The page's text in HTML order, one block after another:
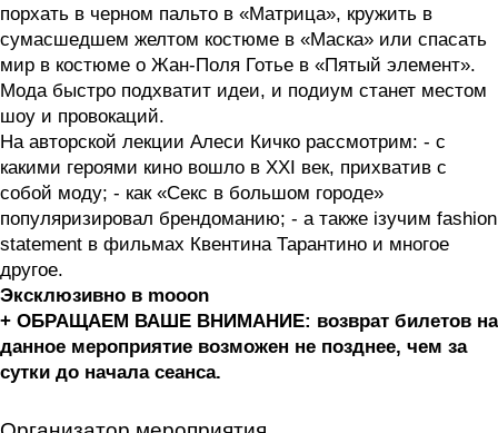
порхать в черном пальто в «Матрица», кружить в
сумасшедшем желтом костюме в «Маска» или спасать
мир в костюме о Жан-Поля Готье в «Пятый элемент».
Мода быстро подхватит идеи, и подиум станет местом
шоу и провокаций.
На авторской лекции Алеси Кичко рассмотрим: - с
какими героями кино вошло в XXI век, прихватив с
собой моду; - как «Секс в большом городе»
популяризировал брендоманию; - а также ізучим fashion
statement в фильмах Квентина Тарантино и многое
другое.
Эксклюзивно в mooon
+ ОБРАЩАЕМ ВАШЕ ВНИМАНИЕ: возврат билетов на
данное мероприятие возможен не позднее, чем за
сутки до начала сеанса.